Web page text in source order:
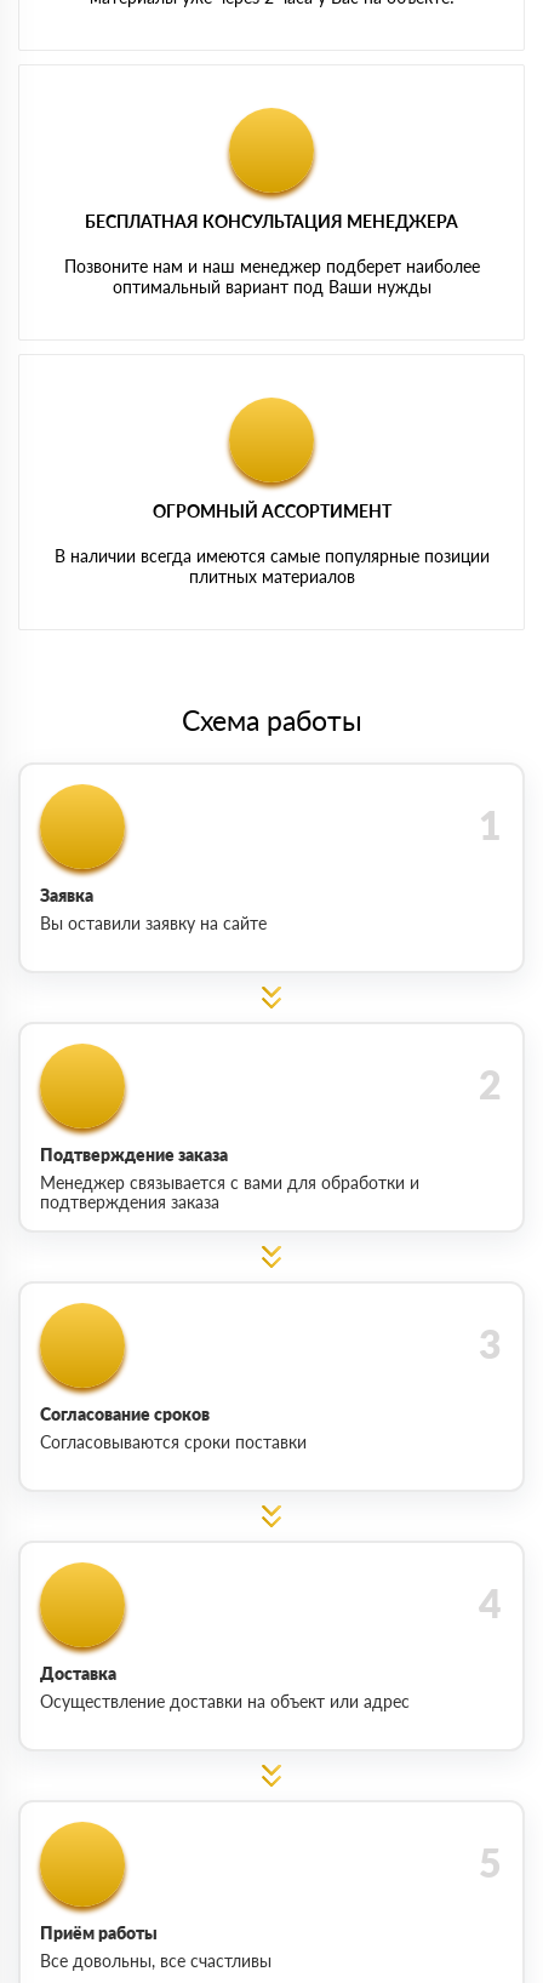
БЕСПЛАТНАЯ КОНСУЛЬТАЦИЯ МЕНЕДЖЕРА
Позвоните нам и наш менеджер подберет наиболее
оптимальный вариант под Ваши нужды
ОГРОМНЫЙ АССОРТИМЕНТ
В наличии всегда имеются самые популярные позиции
плитных материалов
Схема работы
Заявка
Вы оставили заявку на сайте
Подтверждение заказа
Менеджер связывается с вами для обработки и
подтверждения заказа
Согласование сроков
Согласовываются сроки поставки
Доставка
Осуществление доставки на объект или адрес
Приём работы
Все довольны, все счастливы